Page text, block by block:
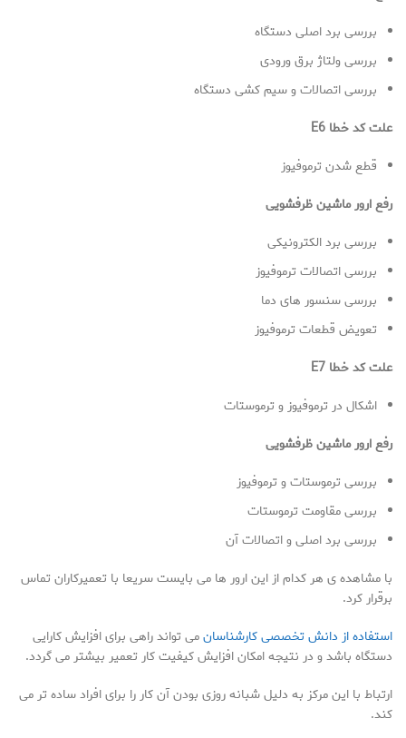
بررسی برد اصلی دستگاه
بررسی ولتاژ برق ورودی
بررسی اتصالات و سیم کشی دستگاه
علت کد خطا E6
قطع شدن ترموفیوز
رفع ارور ماشین ظرفشویی
بررسی برد الکترونیکی
بررسی اتصالات ترموفیوز
بررسی سنسور های دما
تعویض قطعات ترموفیوز
علت کد خطا E7
اشکال در ترموفیوز و ترموستات
رفع ارور ماشین ظرفشویی
بررسی ترموستات و ترموفیوز
بررسی مقاومت ترموستات
بررسی برد اصلی و اتصالات آن
با مشاهده ی هر کدام از این ارور ها می بایست سریعا با تعمیرکاران تماس
برقرار کرد.
استفاده از دانش تخصصی کارشناسانمی تواند راهی برای افزایش کارایی
دستگاه باشد و در نتیجه امکان افزایش کیفیت کار تعمیر بیشتر می گردد.
ارتباط با این مرکز به دلیل شبانه روزی بودن آن کار را برای افراد ساده تر می
کند.